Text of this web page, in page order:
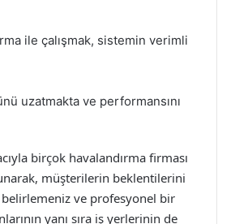
ile çalışmak, sistemin verimli
uzatmakta ve performansını
birçok havalandırma firması
müşterilerin beklentilerini
belirlemeniz ve profesyonel bir
yanı sıra iş yerlerinin de